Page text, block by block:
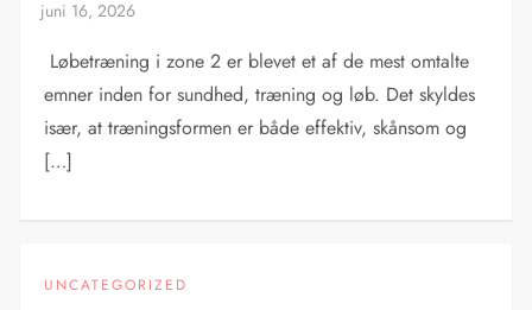
Løbetræning i zone 2 er blevet et af de mest omtalte
emner inden for sundhed, træning og løb. Det skyldes
især, at træningsformen er både effektiv, skånsom og
[…]
UNCATEGORIZED